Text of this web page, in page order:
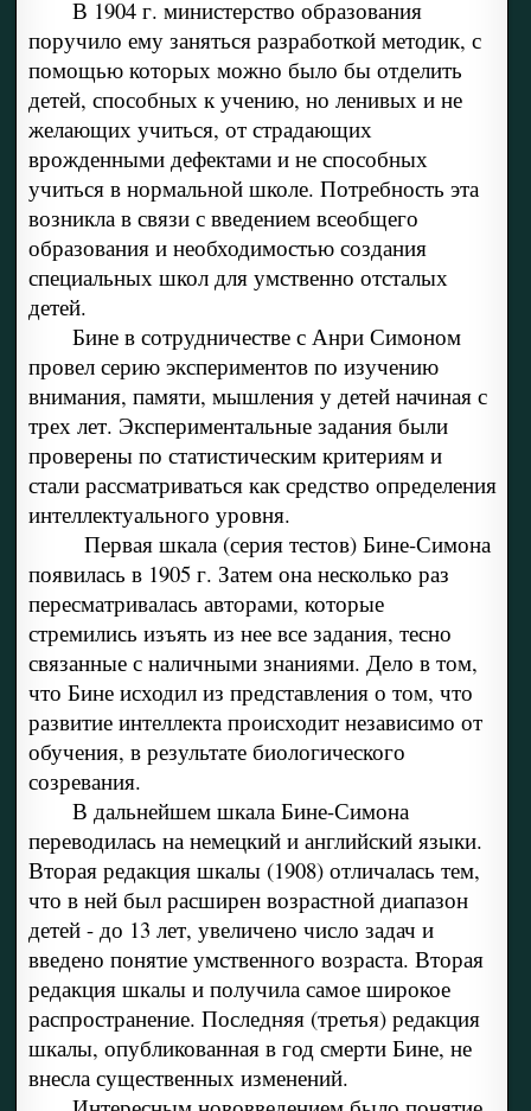
В 1904 г. министерство образования
поручило ему заняться разработкой методик, с
помощью которых можно было бы отделить
детей, способных к учению, но ленивых и не
желающих учиться, от страдающих
врожденными дефектами и не способных
учиться в нормальной школе. Потребность эта
возникла в связи с введением всеобщего
образования и необходимостью создания
специальных школ для умственно отсталых
детей.
Бине в сотрудничестве с Анри Симоном
провел серию экспериментов по изучению
внимания, памяти, мышления у детей начиная с
трех лет. Экспериментальные задания были
проверены по статистическим критериям и
стали рассматриваться как средство определения
интеллектуального уровня.
Первая шкала (серия тестов) Бине-Симона
появилась в 1905 г. Затем она несколько раз
пересматривалась авторами, которые
стремились изъять из нее все задания, тесно
связанные с наличными знаниями. Дело в том,
что Бине исходил из представления о том, что
развитие интеллекта происходит независимо от
обучения, в результате биологического
созревания.
В дальнейшем шкала Бине-Симона
переводилась на немецкий и английский языки.
Вторая редакция шкалы (1908) отличалась тем,
что в ней был расширен возрастной диапазон
детей - до 13 лет, увеличено число задач и
введено понятие умственного возраста. Вторая
редакция шкалы и получила самое широкое
распространение. Последняя (третья) редакция
шкалы, опубликованная в год смерти Бине, не
внесла существенных изменений.